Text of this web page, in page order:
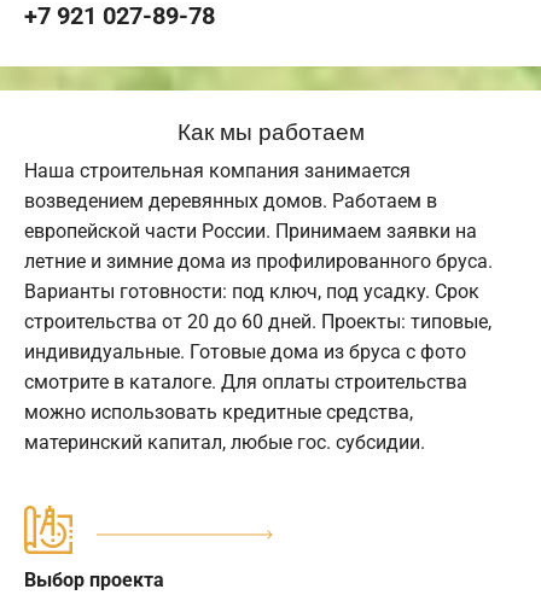
+7 921 027-89-78
Как мы работаем
Наша строительная компания занимается
возведением деревянных домов. Работаем в
европейской части России. Принимаем заявки на
летние и зимние дома из профилированного бруса.
Варианты готовности: под ключ, под усадку. Срок
строительства от 20 до 60 дней. Проекты: типовые,
индивидуальные. Готовые дома из бруса с фото
смотрите в каталоге. Для оплаты строительства
можно использовать кредитные средства,
материнский капитал, любые гос. субсидии.
Выбор проекта